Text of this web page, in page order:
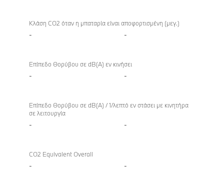
Κλάση CO2 όταν η μπαταρία είναι αποφορτισμένη (μεγ.)
- -
Επίπεδο Θορύβου σε dB(A) εν κινήσει
- -
Επίπεδο Θορύβου σε dB(A) / 1/λεπτό εν στάσει με κινητήρα
σε λειτουργία
- -
CO2 Equivalent Overall
- -